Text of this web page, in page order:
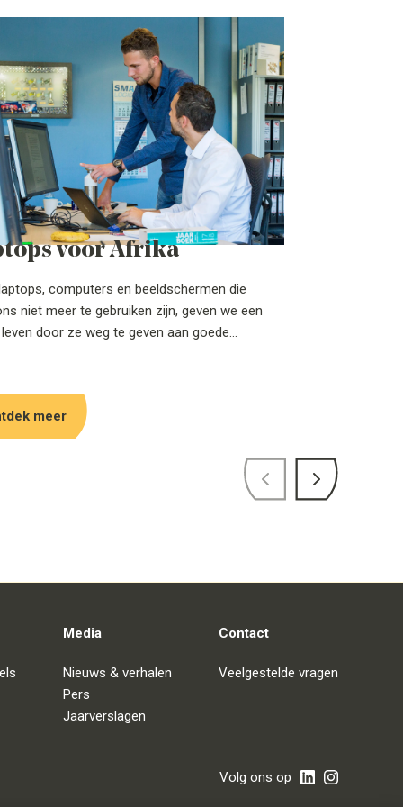
voor Afrika
computers en beeldschermen die
niet meer te gebruiken zijn, geven we een
door ze weg te geven aan goede
met betrekking tot onze
We willen materialen niet
laten gaan maar hun waarde laten
en 20 beeldschermen weggegeven aan
meer
Media
Nieuws & verhalen
Pers
Jaarverslagen
Contact
Veelgestelde vragen
Volg ons op